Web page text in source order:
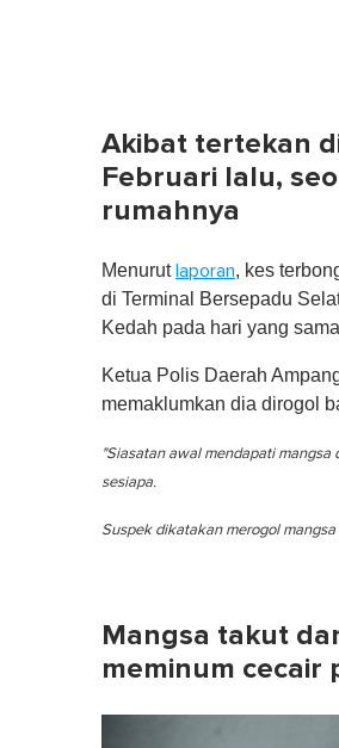
Akibat tertekan
Februari lalu,
rumahnya
Menurutlaporan, kes
di Terminal Bersepadu
Kedah pada hari yang
Ketua Polis Daerah
memaklumkan dia dirogol
"Siasatan awal mendapati
sesiapa.
Suspek dikatakan merogol
Mangsa takut
meminum cecair